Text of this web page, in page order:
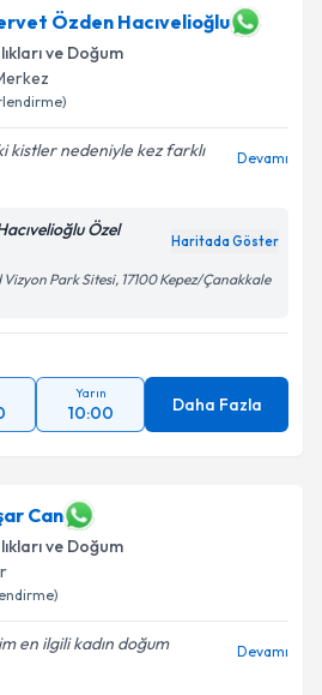
Özden Hacıvelioğlu
ve Doğum
kistler nedeniyle kez farklı
Devamı
Özel
Haritada Göster
Park Sitesi, 17100 Kepez/Çanakkale
Yarın
10:00 Daha Fazla
Can
ve Doğum
en ilgili kadın doğum
Devamı